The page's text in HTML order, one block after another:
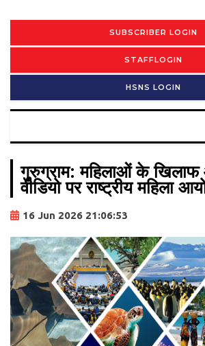
SUBSCRIBER LOGIN
STAFFLOGIN
HSNS LOGIN
गुरुग्राम: महिलाओं के
वीडियो पर राष्ट्रीय महिला
16 Jun 2026 21:06:53